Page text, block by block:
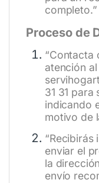
completo.”
Proceso de
“Contacta
atención
31 31
indicando
motivo de
enviar el
la
envío